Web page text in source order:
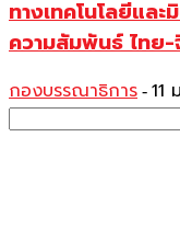
ทางเทคโนโลยีแล
ความสัมพันธ์ ไทย
กองบรรณาธิการ - 11